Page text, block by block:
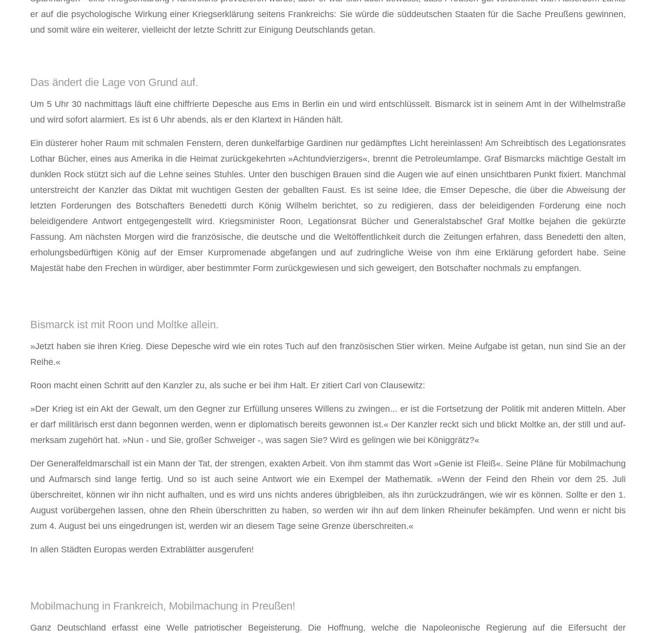
er auf die psychologische Wirkung einer Kriegserklärung seitens Frankreichs: Sie würde die süddeutschen Staaten für die Sache Preußens gewinnen,
und somit wäre ein weiterer, vielleicht der letzte Schritt zur Einigung Deutschlands getan.
Das ändert die Lage von Grund auf.
Um 5 Uhr 30 nachmittags läuft eine chiffrierte Depesche aus Ems in Berlin ein und wird entschlüsselt. Bismarck ist in sei­nem Amt in der Wilhelmstraße
und wird sofort alarmiert. Es ist 6 Uhr abends, als er den Klartext in Händen hält.
Ein düsterer hoher Raum mit schmalen Fenstern, deren dunkel­farbige Gardinen nur gedämpftes Licht hereinlassen! Am Schreib­tisch des Legationsrates
Lothar Bücher, eines aus Amerika in die Heimat zurückgekehrten »Achtundvierzigers«, brennt die Petro­leumlampe. Graf Bismarcks mächtige Gestalt im
dunklen Rock stützt sich auf die Lehne seines Stuhles. Unter den buschigen Brauen sind die Augen wie auf einen unsichtbaren Punkt fixiert. Manchmal
unterstreicht der Kanzler das Diktat mit wuchtigen Gesten der geballten Faust. Es ist seine Idee, die Emser Depesche, die über die Abweisung der
letzten Forderungen des Botschafters Benedetti durch König Wilhelm berichtet, so zu redigieren, dass der beleidigenden Forderung eine noch
beleidigendere Antwort entgegengestellt wird. Kriegsminister Roon, Legationsrat Bücher und Generalstabschef Graf Moltke bejahen die gekürzte
Fassung. Am nächsten Morgen wird die französische, die deutsche und die Weltöffentlichkeit durch die Zeitungen erfahren, dass Benedetti den alten,
erholungsbedürftigen König auf der Emser Kurprome­nade abgefangen und auf zudringliche Weise von ihm eine Er­klärung gefordert habe. Seine
Majestät habe den Frechen in wür­diger, aber bestimmter Form zurückgewiesen und sich geweigert, den Botschafter nochmals zu empfangen.
Bismarck ist mit Roon und Moltke allein.
»Jetzt haben sie ihren Krieg. Diese Depesche wird wie ein rotes Tuch auf den französischen Stier wirken. Meine Aufgabe ist ge­tan, nun sind Sie an der
Reihe.«
Roon macht einen Schritt auf den Kanzler zu, als suche er bei ihm Halt. Er zitiert Carl von Clausewitz:
»Der Krieg ist ein Akt der Gewalt, um den Gegner zur Erfül­lung unseres Willens zu zwingen... er ist die Fortsetzung der Politik mit anderen Mitteln. Aber
er darf militärisch erst dann begonnen werden, wenn er diplomatisch bereits gewonnen ist.« Der Kanzler reckt sich und blickt Moltke an, der still und auf­
merksam zugehört hat. »Nun - und Sie, großer Schweiger -, was sagen Sie? Wird es gelingen wie bei Königgrätz?«
Der Generalfeldmarschall ist ein Mann der Tat, der strengen, exakten Arbeit. Von ihm stammt das Wort »Genie ist Fleiß«. Seine Pläne für Mobilmachung
und Aufmarsch sind lange fertig. Und so ist auch seine Antwort wie ein Exempel der Mathematik. »Wenn der Feind den Rhein vor dem 25. Juli
überschreitet, kön­nen wir ihn nicht aufhalten, und es wird uns nichts anderes übrig­bleiben, als ihn zurückzudrängen, wie wir es können. Sollte er den 1.
August vorübergehen lassen, ohne den Rhein überschritten zu haben, so werden wir ihn auf dem linken Rheinufer bekämpfen. Und wenn er nicht bis
zum 4. August bei uns eingedrungen ist, werden wir an diesem Tage seine Grenze überschreiten.«
In allen Städten Europas werden Extrablätter ausgerufen!
Mobil­machung in Frankreich, Mobilmachung in Preußen!
Ganz Deutschland erfasst eine Welle patriotischer Begeisterung. Die Hoffnung, welche die Napoleonische Regierung auf die Eifer­sucht der